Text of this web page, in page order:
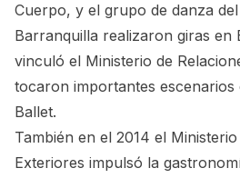
Cuerpo, y el grupo de danza
Barranquilla realizaron giras en
vinculó el Ministerio de
tocaron importantes escenarios
Ballet.
También en el 2014 el
Exteriores impulsó la